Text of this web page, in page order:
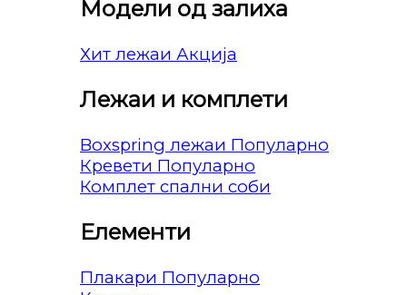
Модели од залиха
Хит лежаи
Лежаи и комплети
Boxspring лежаи
Кревети
Комплет спални соби
Елементи
Плакари